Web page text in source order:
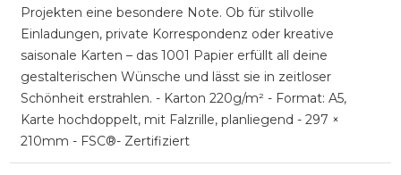
Projekten eine besondere Note. Ob für stilvolle
Einladungen, private Korrespondenz oder kreative
saisonale Karten – das 1001 Papier erfüllt all deine
gestalterischen Wünsche und lässt sie in zeitloser
Schönheit erstrahlen. - Karton 220g/m² - Format: A5,
Karte hochdoppelt, mit Falzrille, planliegend - 297 ×
210mm - FSC®- Zertifiziert